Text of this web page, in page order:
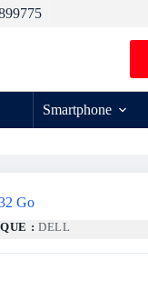
Smartphone
Go
: DELL